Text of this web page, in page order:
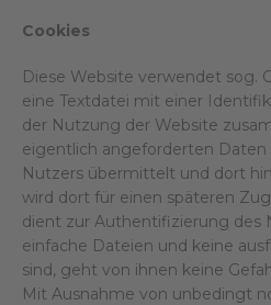
Cookies
Diese Website verwendet sog.
eine Textdatei mit einer
der Nutzung der Website
eigentlich angeforderten
Nutzers übermittelt und dort
wird dort für einen späteren
dient zur Authentifizierung des
einfache Dateien und keine
sind, geht von ihnen keine
Mit Ausnahme von unbedingt